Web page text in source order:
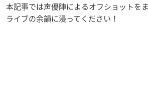
本記事では声優陣によるオフショットを
ライブの余韻に浸ってください！